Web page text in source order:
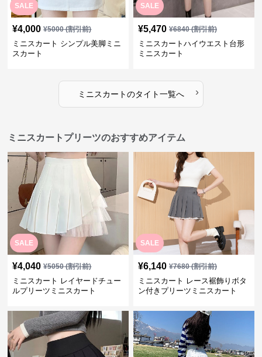
SALE
¥4,000 ¥5000(割引前)
ミニスカート シンプル美脚ミニ
スカート
SALE
¥5,470 ¥6840(割引前)
ミニスカートハイウエスト台形
ミニスカート
ミニスカートのタイト一覧へ ›
ミニスカートプリーツのおすすめアイテム
SALE
¥4,040 ¥5050(割引前)
ミニスカート レイヤードチュー
ルプリーツミニスカート
SALE
¥6,140 ¥7680(割引前)
ミニスカート レース裾飾りボタ
ン付きプリーツミニスカート